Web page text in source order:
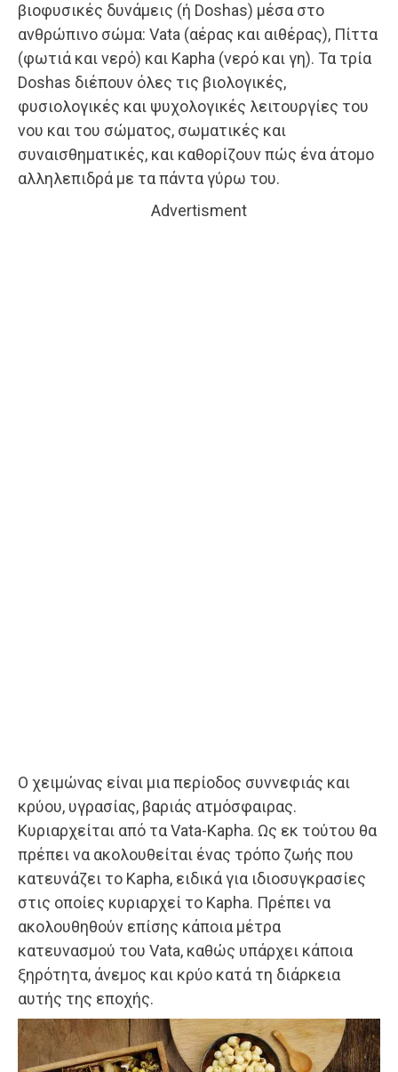
βιοφυσικές δυνάμεις (ή Doshas) μέσα στο
ανθρώπινο σώμα: Vata (αέρας και αιθέρας), Πίττα
(φωτιά και νερό) και Kapha (νερό και γη). Τα τρία
Doshas διέπουν όλες τις βιολογικές,
φυσιολογικές και ψυχολογικές λειτουργίες του
νου και του σώματος, σωματικές και
συναισθηματικές, και καθορίζουν πώς ένα άτομο
αλληλεπιδρά με τα πάντα γύρω του.
Advertisment
Ο χειμώνας είναι μια περίοδος συννεφιάς και
κρύου, υγρασίας, βαριάς ατμόσφαιρας.
Κυριαρχείται από τα Vata-Kapha. Ως εκ τούτου θα
πρέπει να ακολουθείται ένας τρόπο ζωής που
κατευνάζει το Kapha, ειδικά για ιδιοσυγκρασίες
στις οποίες κυριαρχεί το Kapha. Πρέπει να
ακολουθηθούν επίσης κάποια μέτρα
κατευνασμού του Vata, καθώς υπάρχει κάποια
ξηρότητα, άνεμος και κρύο κατά τη διάρκεια
αυτής της εποχής.